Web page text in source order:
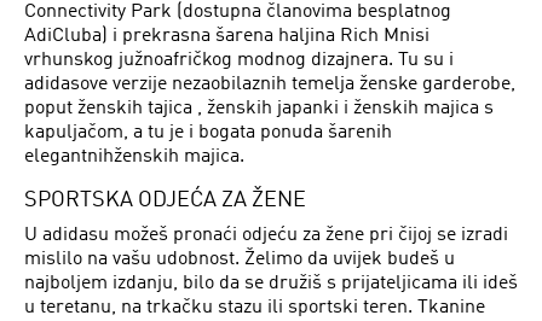
Connectivity Park (dostupna članovima besplatnog
AdiCluba) i prekrasna šarena haljina Rich Mnisi
vrhunskog južnoafričkog modnog dizajnera. Tu su i
adidasove verzije nezaobilaznih temelja ženske garderobe,
poput ženskih tajica , ženskih japanki i ženskih majica s
kapuljačom, a tu je i bogata ponuda šarenih
elegantnihženskih majica.
SPORTSKA ODJEĆA ZA ŽENE
U adidasu možeš pronaći odjeću za žene pri čijoj se izradi
mislilo na vašu udobnost. Želimo da uvijek budeš u
najboljem izdanju, bilo da se družiš s prijateljicama ili ideš
u teretanu, na trkačku stazu ili sportski teren. Tkanine